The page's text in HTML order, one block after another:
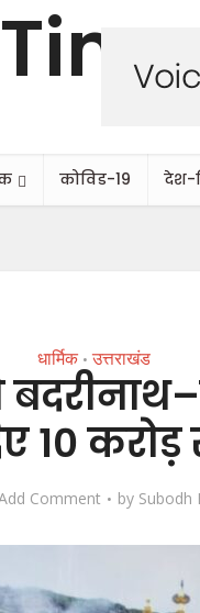
कोविड-19 देश-
धार्मिक • उत्तराखंड
10
Comment by Subodh